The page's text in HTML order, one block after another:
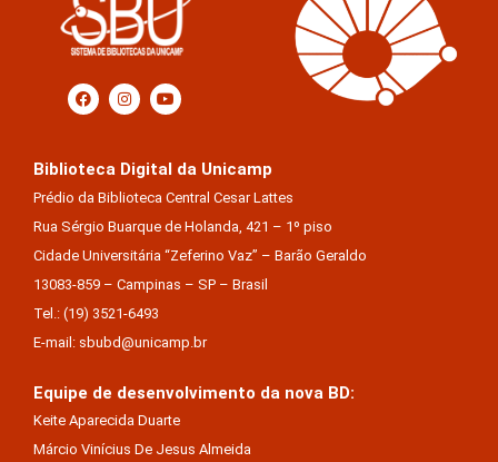
Biblioteca Digital da Unicamp
Prédio da Biblioteca Central Cesar Lattes
Rua Sérgio Buarque de Holanda, 421 – 1º piso
Cidade Universitária “Zeferino Vaz” – Barão Geraldo
13083-859 – Campinas – SP – Brasil
Tel.: (19) 3521-6493
E-mail: sbubd@unicamp.br
Equipe de desenvolvimento da nova BD:
Keite Aparecida Duarte
Márcio Vinícius De Jesus Almeida